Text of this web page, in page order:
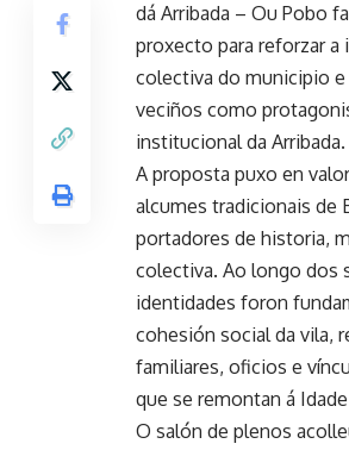
dá Arribada – Ou Pobo
proxecto para reforzar a
colectiva do municipio e
veciños como
institucional da Arribada.
A proposta puxo en
alcumes tradicionais de
portadores de historia,
colectiva. Ao longo dos
identidades foron
cohesión social da vila,
familiares, oficios e
que se remontan á
O salón de plenos